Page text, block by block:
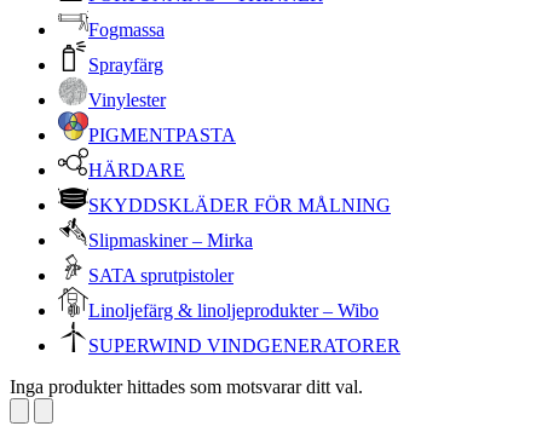
Fogmassa
Sprayfärg
Vinylester
PIGMENTPASTA
HÄRDARE
SKYDDSKLÄDER FÖR MÅLNING
Slipmaskiner – Mirka
SATA sprutpistoler
Linoljefärg & linoljeprodukter – Wibo
SUPERWIND VINDGENERATORER
Inga produkter hittades som motsvarar ditt val.